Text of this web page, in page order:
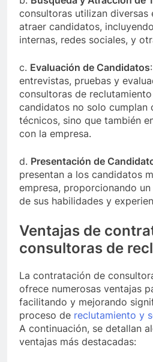
consultoras utilizan diversas
atraer candidatos,
internas, redes sociales, y
c. Evaluación de Candidatos
entrevistas, pruebas y
consultoras de
candidatos no solo cumplan
técnicos, sino que también
con la empresa.
d. Presentación de
presentan a los candidatos
empresa, proporcionando
de sus habilidades y
Ventajas de
consultoras de
La contratación de
ofrece numerosas ventajas
facilitando y mejorando
proceso de reclutamiento y
A continuación, se detallan
ventajas más destacadas: